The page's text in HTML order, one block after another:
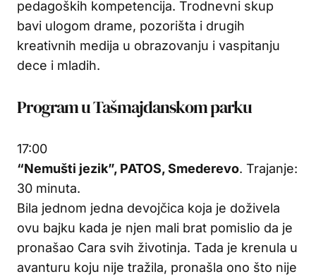
pedagoških kompetencija. Trodnevni skup
bavi ulogom drame, pozorišta i drugih
kreativnih medija u obrazovanju i vaspitanju
dece i mladih.
Program u Tašmajdanskom parku
17:00
“Nemušti jezik”, PATOS, Smederevo. Trajanje:
30 minuta.
Bila jednom jedna devojčica koja je doživela
ovu bajku kada je njen mali brat pomislio da je
pronašao Cara svih životinja. Tada je krenula u
avanturu koju nije tražila, pronašla ono što nije